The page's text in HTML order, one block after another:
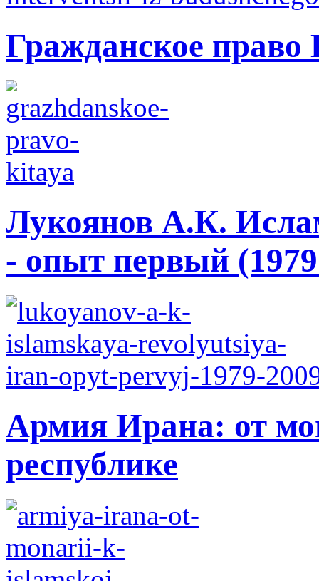
Гражданское право
Лукоянов А.К.
- опыт первый
Армия Ирана: от
республике